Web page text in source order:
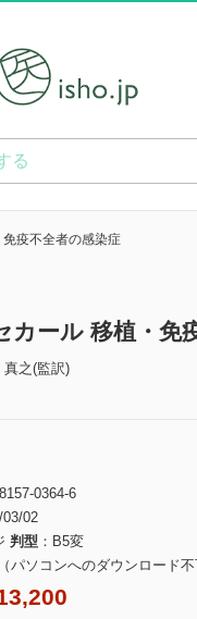
疫不全者の感染症
ール 移植・免
之(監訳)
0364-6
03/02
判型
B5変
パソコンへのダウンロード不